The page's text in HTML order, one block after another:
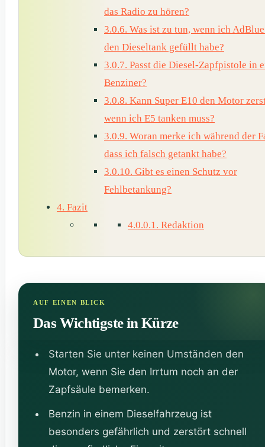
das Radio zu hören?
3.0.6. Was ist zu tun, wenn ich
den Dieseltank gefüllt habe?
3.0.7. Passt die Diesel-Zapfpistole in
Benziner?
3.0.8. Kann Super E10 den Motor
wenn ich E5 tanken muss?
3.0.9. Woran merke ich während der
dass ich falsch getankt habe?
3.0.10. Gibt es einen Schutz vor
Fehlbetankung?
4. Fazit
4.0.0.1. Redaktion
Das Wichtigste in Kürze
Starten Sie unter keinen Umständen den
Motor, wenn Sie den Irrtum noch an der
Zapfsäule bemerken.
Benzin in einem Dieselfahrzeug ist
besonders gefährlich und zerstört schnell